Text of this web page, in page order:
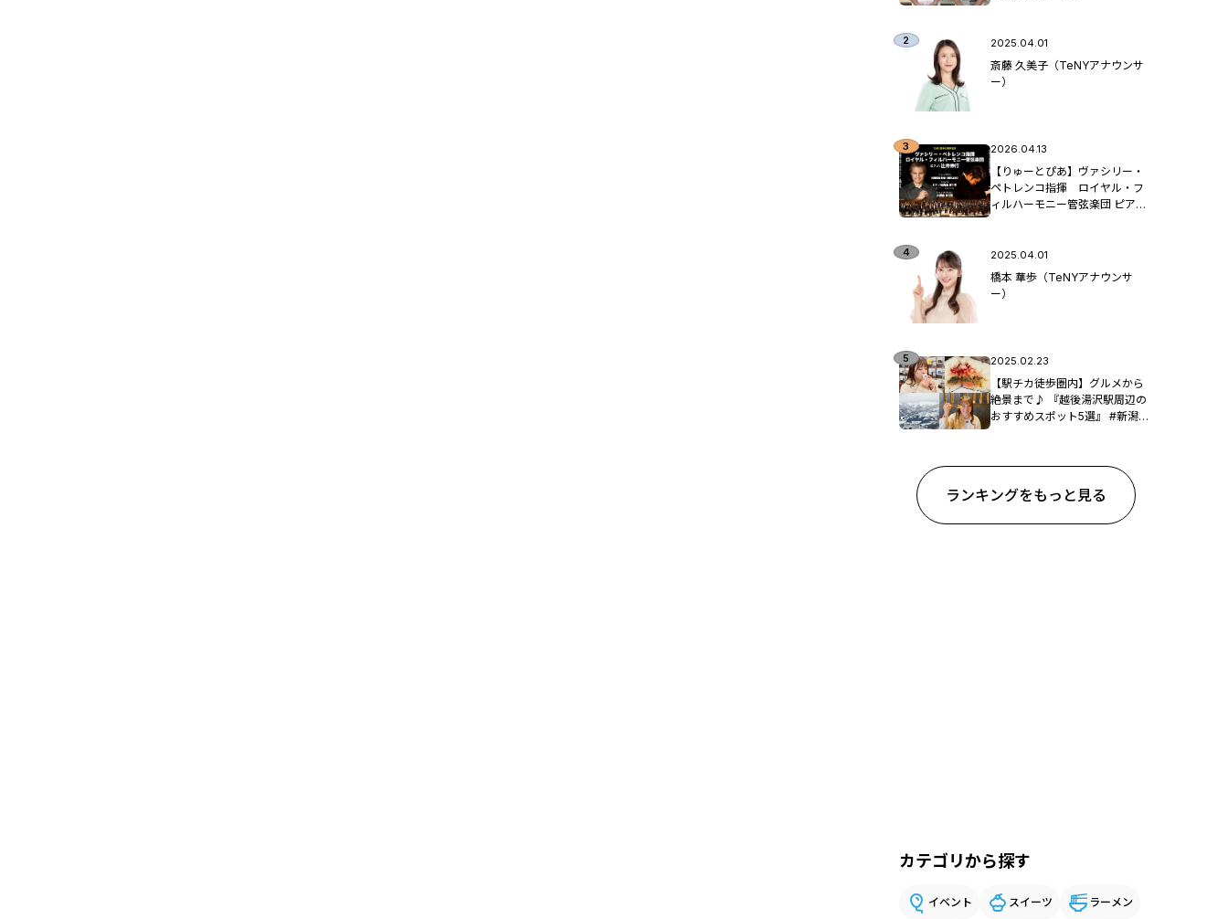
2025.04.01
斎藤 久美子（TeNYアナウンサ
ー）
2026.04.13
【りゅーとぴあ】ヴァシリー・
ペトレンコ指揮 ロイヤル・フ
ィルハーモニー管弦楽団 ピア
2025.04.01
橋本 華歩（TeNYアナウンサ
ー）
2025.02.23
【駅チカ徒歩圏内】グルメから
絶景まで♪ 『越後湯沢駅周辺の
おすすめスポット5選』 #新潟観
ランキングをもっと見る
カテゴリから探す
イベント スイーツ ラーメン